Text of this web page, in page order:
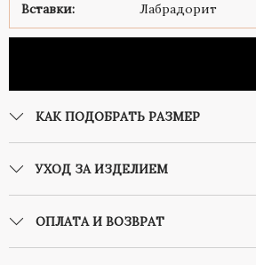
Вставки:
Лабрадорит
КАК ПОДОБРАТЬ РАЗМЕР
УХОД ЗА ИЗДЕЛИЕМ
ОПЛАТА И ВОЗВРАТ